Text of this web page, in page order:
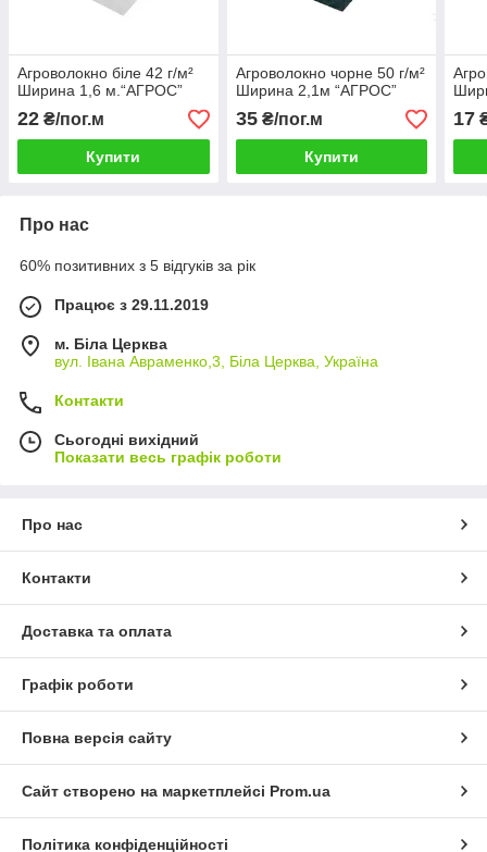
Агроволокно біле 42 г/м²
Ширина 1,6 м.“AГРОС”
22 ₴/пог.м
Купити
Агроволокно чорне 50 г/м²
Ширина 2,1м “AГРОС”
35₴/пог.м
Купити
17
Про нас
60% позитивних з 5 відгуків за рік
Працює з 29.11.2019
м. Біла Церква
вул. Івана Авраменко,3, Біла Церква, Україна
Контакти
Сьогодні вихідний
Показати весь графік роботи
Про нас
Контакти
Доставка та оплата
Графік роботи
Повна версія сайту
Сайт створено на маркетплейсі Prom.ua
Політика конфіденційності